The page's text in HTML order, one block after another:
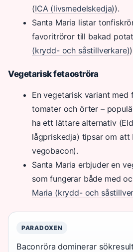
(ICA (livsmedelskedja)).
Santa Maria listar
favoritröror till bakad
(krydd- och såstillverkare)
Vegetarisk fetaoströra
En vegetarisk variant
tomater och örter –
ha ett lättare alternativ
lågpriskedja) tipsar om
vegobacon).
Santa Maria erbjuder en
som fungerar både med
Maria (krydd- och
PARADOXEN
Baconröra dominerar